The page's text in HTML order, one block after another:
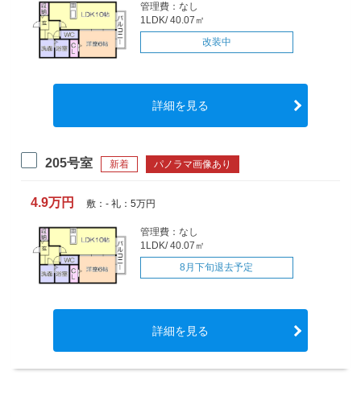
管理費：なし
1LDK/ 40.07㎡
改装中
詳細を見る
205号室 新着 パノラマ画像あり
4.9万円 敷：- 礼：5万円
管理費：なし
1LDK/ 40.07㎡
8月下旬退去予定
詳細を見る